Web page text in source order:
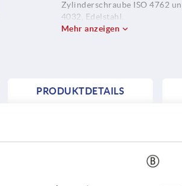
Zylinderschraube ISO 4762
4032, Edelstahl.
Mehr anzeigen
PRODUKTDETAILS